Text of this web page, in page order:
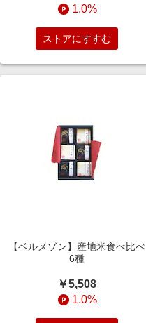
1.0%
ストアにすすむ
【ベルメゾン】産地米食べ比べ
6種
￥5,508
1.0%